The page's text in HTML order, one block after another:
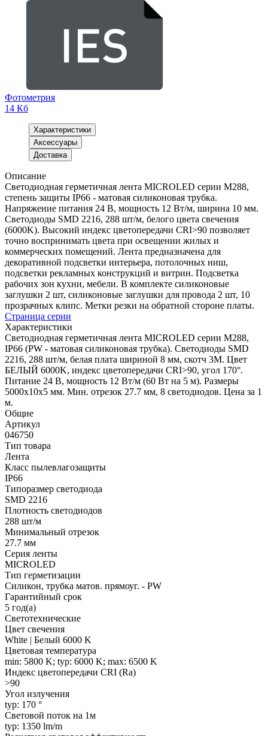
Фотометрия
14 Кб
Характеристики
Аксессуары
Доставка
Описание
Светодиодная герметичная лента MICROLED серии M288,
степень защиты IP66 - матовая силиконовая трубка.
Напряжение питания 24 В, мощность 12 Вт/м, ширина 10 мм.
Светодиоды SMD 2216, 288 шт/м, белого цвета свечения
(6000K). Высокий индекс цветопередачи CRI>90 позволяет
точно воспринимать цвета при освещении жилых и
коммерческих помещений. Лента предназначена для
декоративной подсветки интерьера, потолочных ниш,
подсветки рекламных конструкций и витрин. Подсветка
рабочих зон кухни, мебели. В комплекте силиконовые
заглушки 2 шт, силиконовые заглушки для провода 2 шт, 10
прозрачных клипс. Метки резки на обратной стороне платы.
Страница серии
Характеристики
Светодиодная герметичная лента MICROLED серии M288,
IP66 (PW - матовая силиконовая трубка). Светодиоды SMD
2216, 288 шт/м, белая плата шириной 8 мм, скотч 3M. Цвет
БЕЛЫЙ 6000K, индекс цветопередачи CRI>90, угол 170°.
Питание 24 В, мощность 12 Вт/м (60 Вт на 5 м). Размеры
5000x10x5 мм. Мин. отрезок 27.7 мм, 8 светодиодов. Цена за 1
м.
Общие
Артикул
046750
Тип товара
Лента
Класс пылевлагозащиты
IP66
Типоразмер светодиода
SMD 2216
Плотность светодиодов
288 шт/м
Минимальный отрезок
27.7 мм
Серия ленты
MICROLED
Тип герметизации
Силикон, трубка матов. прямоуг. - PW
Гарантийный срок
5 год(а)
Светотехнические
Цвет свечения
White | Белый 6000 K
Цветовая температура
min: 5800 K; typ: 6000 K; max: 6500 K
Индекс цветопередачи CRI (Ra)
>90
Угол излучения
typ: 170 °
Световой поток на 1м
typ: 1350 lm/m